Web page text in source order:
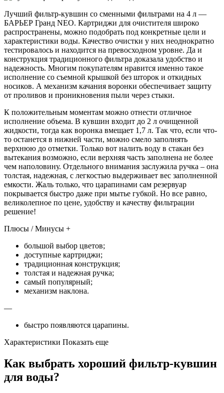
Лучший фильтр-кувшин со сменными фильтрами на 4 л —
БАРЬЕР Гранд NEO. Картриджи для очистителя широко
распространены, можно подобрать под конкретные цели и
характеристики воды. Качество очистки у них неоднократно
тестировалось и находится на превосходном уровне. Да и
конструкция традиционного фильтра доказала удобство и
надежность. Многим покупателям нравится именно такое
исполнение со съемной крышкой без шторок и откидных
носиков. А механизм качания воронки обеспечивает защиту
от проливов и проникновения пыли через стыки.
К положительным моментам можно отнести отличное
исполнение объема. В кувшин входит до 2 л очищенной
жидкости, тогда как воронка вмещает 1,7 л. Так что, если что-
то останется в нижней части, можно смело заполнять
верхнюю до отметки. Только вот налить воду в стакан без
вытекания возможно, если верхняя часть заполнена не более
чем наполовину. Отдельного внимания заслужила ручка – она
толстая, надежная, с легкостью выдерживает вес заполненной
емкости. Жаль только, что царапинами сам резервуар
покрывается быстро даже при мытье губкой. Но все равно,
великолепное по цене, удобству и качеству фильтрации
решение!
Плюсы / Минусы +
большой выбор цветов;
доступные картриджи;
традиционная конструкция;
толстая и надежная ручка;
самый популярный;
механизм наклона.
—
быстро появляются царапины.
Характеристики Показать еще
Как выбрать хороший фильтр-кувшин
для воды?